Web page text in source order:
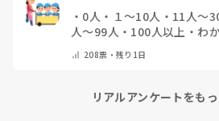
・ 0人 ・ １～10人 ・ 11人～
人～99人 ・ 100人以上 ・ わ
208票・残り1日
リアルアンケートをも